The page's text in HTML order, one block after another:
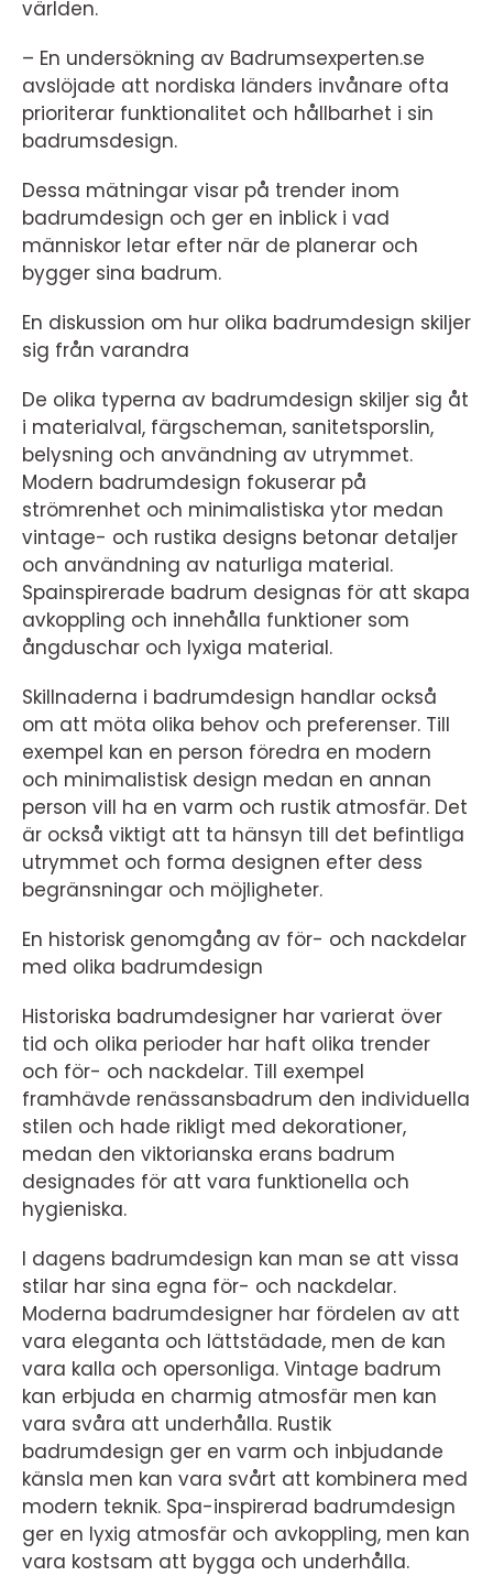
världen.
– En undersökning av Badrumsexperten.se
avslöjade att nordiska länders invånare ofta
prioriterar funktionalitet och hållbarhet i sin
badrumsdesign.
Dessa mätningar visar på trender inom
badrumdesign och ger en inblick i vad
människor letar efter när de planerar och
bygger sina badrum.
En diskussion om hur olika badrumdesign skiljer
sig från varandra
De olika typerna av badrumdesign skiljer sig åt
i materialval, färgscheman, sanitetsporslin,
belysning och användning av utrymmet.
Modern badrumdesign fokuserar på
strömrenhet och minimalistiska ytor medan
vintage- och rustika designs betonar detaljer
och användning av naturliga material.
Spainspirerade badrum designas för att skapa
avkoppling och innehålla funktioner som
ångduschar och lyxiga material.
Skillnaderna i badrumdesign handlar också
om att möta olika behov och preferenser. Till
exempel kan en person föredra en modern
och minimalistisk design medan en annan
person vill ha en varm och rustik atmosfär. Det
är också viktigt att ta hänsyn till det befintliga
utrymmet och forma designen efter dess
begränsningar och möjligheter.
En historisk genomgång av för- och nackdelar
med olika badrumdesign
Historiska badrumdesigner har varierat över
tid och olika perioder har haft olika trender
och för- och nackdelar. Till exempel
framhävde renässansbadrum den individuella
stilen och hade rikligt med dekorationer,
medan den viktorianska erans badrum
designades för att vara funktionella och
hygieniska.
I dagens badrumdesign kan man se att vissa
stilar har sina egna för- och nackdelar.
Moderna badrumdesigner har fördelen av att
vara eleganta och lättstädade, men de kan
vara kalla och opersonliga. Vintage badrum
kan erbjuda en charmig atmosfär men kan
vara svåra att underhålla. Rustik
badrumdesign ger en varm och inbjudande
känsla men kan vara svårt att kombinera med
modern teknik. Spa-inspirerad badrumdesign
ger en lyxig atmosfär och avkoppling, men kan
vara kostsam att bygga och underhålla.